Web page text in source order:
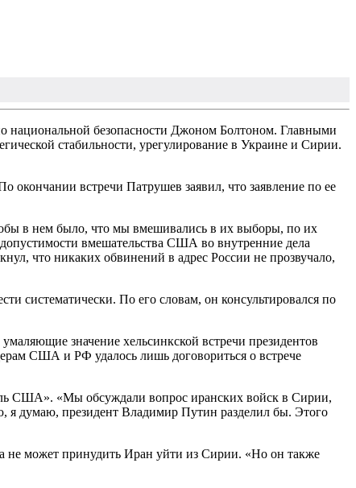
национальной безопасности Джоном Болтоном. Главными
стабильности, урегулирование в Украине и Сирии.
встречи Патрушев заявил, что заявление по ее
в нем было, что мы вмешивались в их выборы, по их
вмешательства США во внутренние дела
что никаких обвинений в адрес России не прозвучало,
систематически. По его словам, он консультировался по
значение хельсинкской встречи президентов
США и РФ удалось лишь договориться о встрече
США». «Мы обсуждали вопрос иранских войск в Сирии,
я думаю, президент Владимир Путин разделил бы. Этого
не может принудить Иран уйти из Сирии. «Но он также